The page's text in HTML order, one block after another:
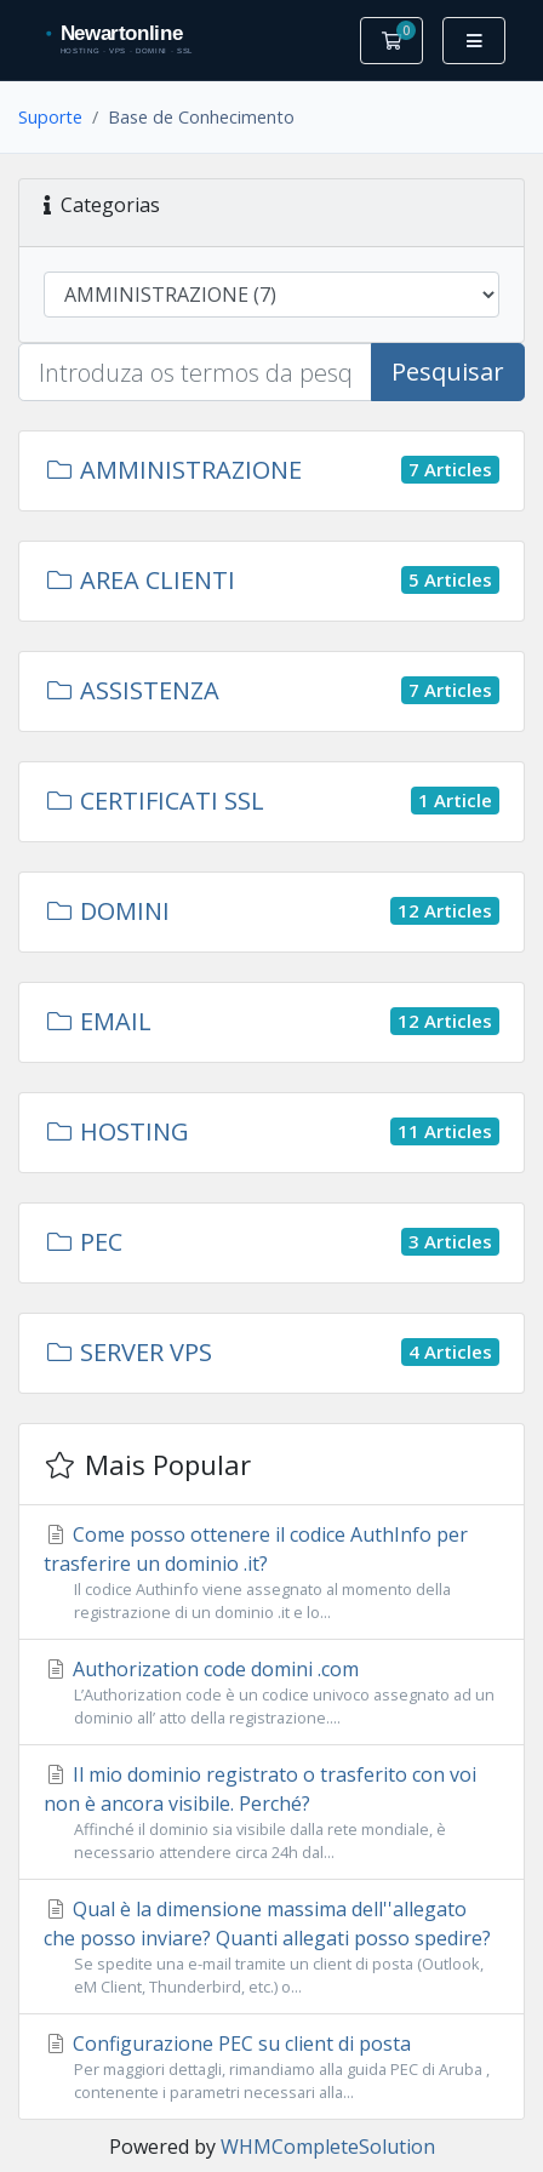
0
Carrinho de
Suporte Base de Conhecimento
Categorias
Pesquisar
7 Articles
AMMINISTRAZIONE
5 Articles
AREA CLIENTI
7 Articles
ASSISTENZA
1 Article
CERTIFICATI SSL
12 Articles
DOMINI
12 Articles
EMAIL
11 Articles
HOSTING
3 Articles
PEC
4 Articles
SERVER VPS
Mais Popular
Come posso ottenere il codice AuthInfo per
trasferire un dominio .it?
Il codice Authinfo viene assegnato al momento della
registrazione di un dominio .it e lo...
Authorization code domini .com
L’Authorization code è un codice univoco assegnato ad un
dominio all’ atto della registrazione....
Il mio dominio registrato o trasferito con voi
non è ancora visibile. Perché?
Affinché il dominio sia visibile dalla rete mondiale, è
necessario attendere circa 24h dal...
Qual è la dimensione massima dell''allegato
che posso inviare? Quanti allegati posso spedire?
Se spedite una e-mail tramite un client di posta (Outlook,
eM Client, Thunderbird, etc.) o...
Configurazione PEC su client di posta
Per maggiori dettagli, rimandiamo alla guida PEC di Aruba ,
contenente i parametri necessari alla...
Powered byWHMCompleteSolution